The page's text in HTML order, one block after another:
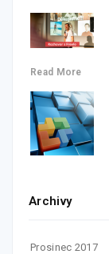
Read More
Archivy
Prosinec 2017